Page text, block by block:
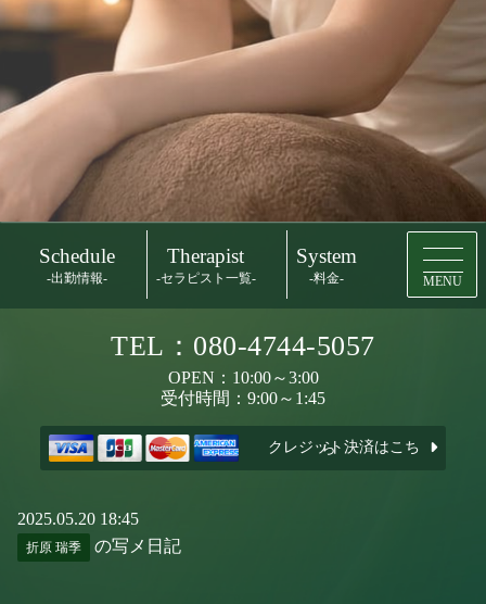
Schedule
-出勤情報-
Therapist
-セラピスト一覧-
System
-料金- MENU
TEL：080-4744-5057
OPEN：10:00～3:00
受付時間：9:00～1:45
クレジット決済はこちら
2025.05.20 18:45
折原 瑞季 の写メ日記